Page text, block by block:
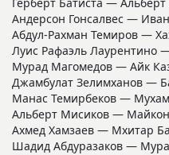
Андерсон Гонсалвес —
Абдул-Рахман Темиров —
Луис Рафаэль Лаурентино
Мурад Магомедов — Айк
Джамбулат Зелимханов —
Манас Темирбеков —
Альберт Мисиков —
Ахмед Хамзаев — Мхитар
Шадид Абдуразаков —